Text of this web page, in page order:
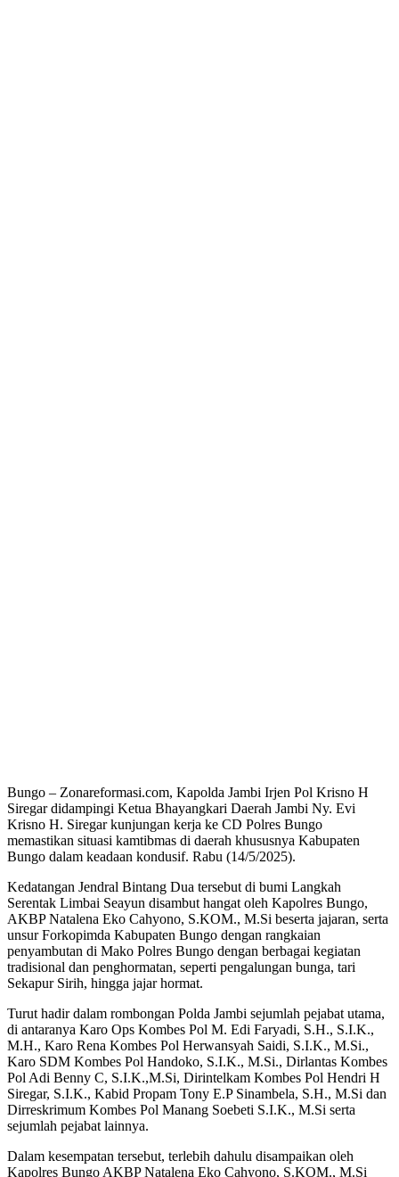
Bungo – Zonareformasi.com, Kapolda Jambi Irjen Pol Krisno H
Siregar didampingi Ketua Bhayangkari Daerah Jambi Ny. Evi
Krisno H. Siregar kunjungan kerja ke CD Polres Bungo
memastikan situasi kamtibmas di daerah khususnya Kabupaten
Bungo dalam keadaan kondusif. Rabu (14/5/2025).
Kedatangan Jendral Bintang Dua tersebut di bumi Langkah
Serentak Limbai Seayun disambut hangat oleh Kapolres Bungo,
AKBP Natalena Eko Cahyono, S.KOM., M.Si beserta jajaran, serta
unsur Forkopimda Kabupaten Bungo dengan rangkaian
penyambutan di Mako Polres Bungo dengan berbagai kegiatan
tradisional dan penghormatan, seperti pengalungan bunga, tari
Sekapur Sirih, hingga jajar hormat.
Turut hadir dalam rombongan Polda Jambi sejumlah pejabat utama,
di antaranya Karo Ops Kombes Pol M. Edi Faryadi, S.H., S.I.K.,
M.H., Karo Rena Kombes Pol Herwansyah Saidi, S.I.K., M.Si.,
Karo SDM Kombes Pol Handoko, S.I.K., M.Si., Dirlantas Kombes
Pol Adi Benny C, S.I.K.,M.Si, Dirintelkam Kombes Pol Hendri H
Siregar, S.I.K., Kabid Propam Tony E.P Sinambela, S.H., M.Si dan
Dirreskrimum Kombes Pol Manang Soebeti S.I.K., M.Si serta
sejumlah pejabat lainnya.
Dalam kesempatan tersebut, terlebih dahulu disampaikan oleh
Kapolres Bungo AKBP Natalena Eko Cahyono, S.KOM., M.Si